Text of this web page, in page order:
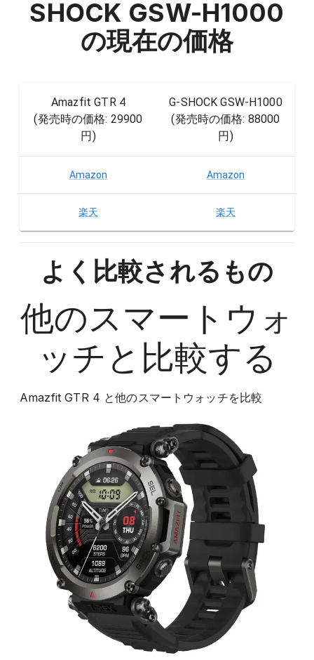
SHOCK GSW-H1000
の現在の価格
Amazfit GTR 4
(発売時の価格: 29900
円)
G-SHOCK GSW-H1000
(発売時の価格: 88000
円)
Amazon Amazon
楽天 楽天
よく比較されるもの
他のスマートウォ
ッチ と比較する
Amazfit GTR 4 と他のスマートウォッチを比較